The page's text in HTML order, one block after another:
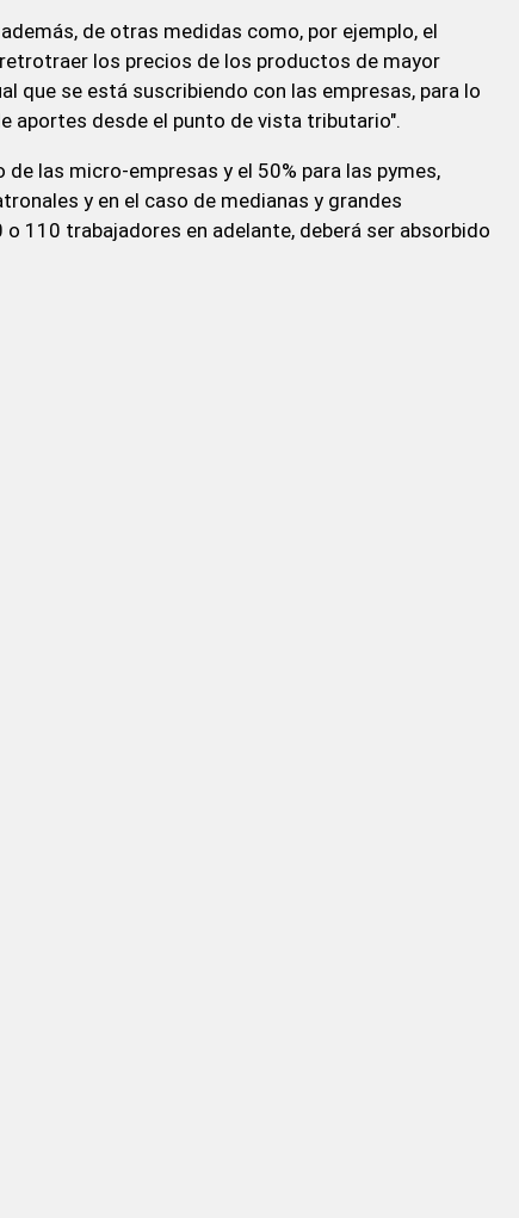
de otras medidas como, por ejemplo, el
los precios de los productos de mayor
que se está suscribiendo con las empresas, para lo
aportes desde el punto de vista tributario".
las micro-empresas y el 50% para las pymes,
y en el caso de medianas y grandes
110 trabajadores en adelante, deberá ser absorbido